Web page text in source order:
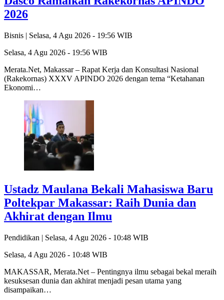
2026
Bisnis | Selasa, 4 Agu 2026 - 19:56 WIB
Selasa, 4 Agu 2026 - 19:56 WIB
Merata.Net, Makassar – Rapat Kerja dan Konsultasi Nasional
(Rakekornas) XXXV APINDO 2026 dengan tema “Ketahanan
Ekonomi…
Ustadz Maulana Bekali Mahasiswa Baru
Poltekpar Makassar: Raih Dunia dan
Akhirat dengan Ilmu
Pendidikan | Selasa, 4 Agu 2026 - 10:48 WIB
Selasa, 4 Agu 2026 - 10:48 WIB
MAKASSAR, Merata.Net – Pentingnya ilmu sebagai bekal meraih
kesuksesan dunia dan akhirat menjadi pesan utama yang
disampaikan…